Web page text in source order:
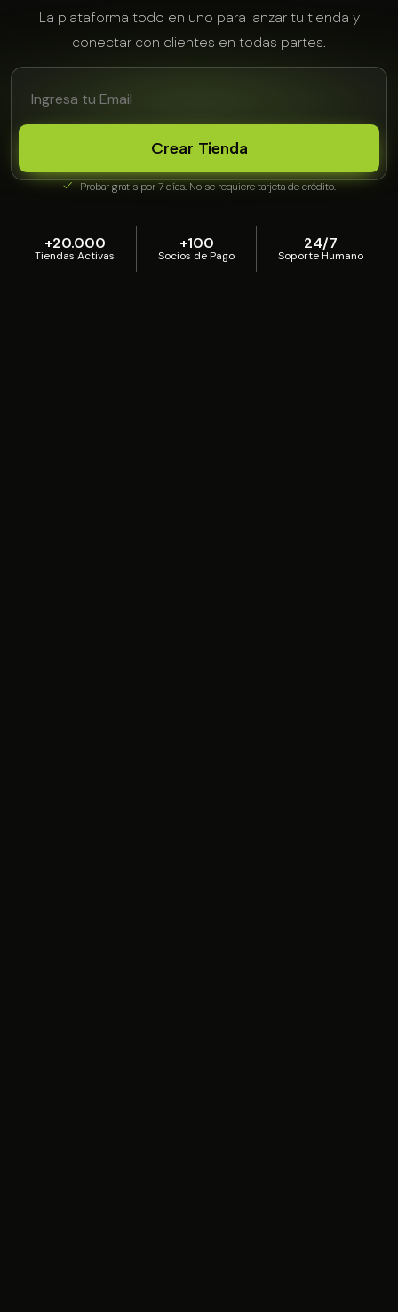
La plataforma todo en uno para lanzar tu tienda y
conectar con clientes en todas partes.
Crear Tienda
Probar gratis por 7 días. No se requiere tarjeta de crédito.
+20.000
Tiendas Activas
+100
Socios de Pago
24/7
Soporte Humano